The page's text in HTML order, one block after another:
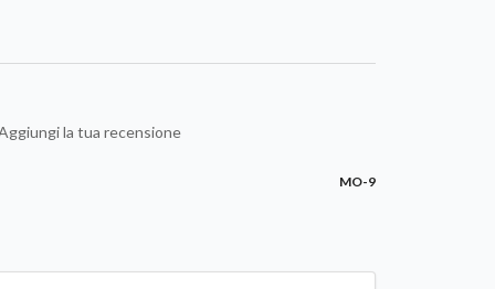
la tua recensione
MO-9